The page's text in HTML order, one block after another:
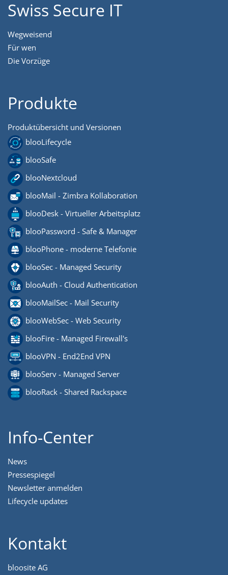
Swiss Secure IT
Wegweisend
Für wen
Die Vorzüge
Produkte
Produktübersicht und Versionen
blooLifecycle
blooSafe
blooNextcloud
blooMail - Zimbra Kollaboration
blooDesk - Virtueller Arbeitsplatz
blooPassword - Safe & Manager
blooPhone - moderne Telefonie
blooSec - Managed Security
blooAuth - Cloud Authentication
blooMailSec - Mail Security
blooWebSec - Web Security
blooFire - Managed Firewall's
blooVPN - End2End VPN
blooServ - Managed Server
blooRack - Shared Rackspace
Info-Center
News
Pressespiegel
Newsletter anmelden
Lifecycle updates
Kontakt
bloosite AG